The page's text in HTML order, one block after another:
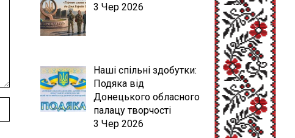
3 Чер 2026
Наші спільні здобутки:
Подяка від
Донецького обласного
палацу творчості
3 Чер 2026